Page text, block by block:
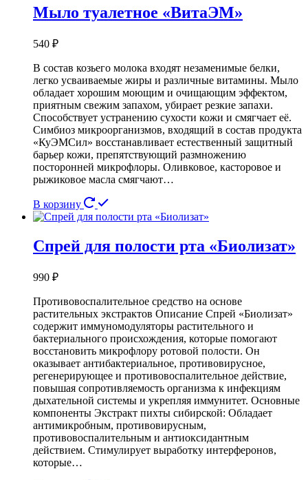
Мыло туалетное «ВитаЭМ»
540 ₽
В состав козьего молока входят незаменимые белки,
легко усваиваемые жиры и различные витамины. Мыло
обладает хорошим моющим и очищающим эффектом,
приятным свежим запахом, убирает резкие запахи.
Способствует устранению сухости кожи и смягчает её.
Симбиоз микроорганизмов, входящий в состав продукта
«КуЭМСил» восстанавливает естественный защитный
барьер кожи, препятствующий размножению
посторонней микрофлоры. Оливковое, касторовое и
рыжиковое масла смягчают…
В корзину
Спрей для полости рта «Биолизат»
990 ₽
Противовоспалительное средство на основе
растительных экстрактов Описание Спрей «Биолизат»
содержит иммуномодуляторы растительного и
бактериального происхождения, которые помогают
восстановить микрофлору ротовой полости. Он
оказывает антибактериальное, противовирусное,
регенерирующее и противовоспалительное действие,
повышая сопротивляемость организма к инфекциям
дыхательной системы и укрепляя иммунитет. Основные
компоненты Экстракт пихты сибирской: Обладает
антимикробным, противовирусным,
противовоспалительным и антиоксидантным
действием. Стимулирует выработку интерферонов,
которые…